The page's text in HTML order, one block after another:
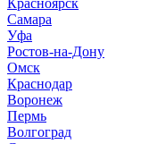
трансмиссия
Самара
Уфа
Ростов-на-Дону
Омск
Краснодар
Воронеж
Пермь
Волгоград